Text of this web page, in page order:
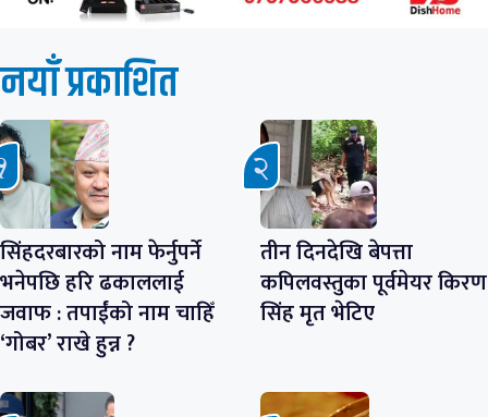
नयाँ प्रकाशित
सिंहदरबारको नाम फेर्नुपर्ने
भनेपछि हरि ढकाललाई
जवाफ : तपाईंको नाम चाहिँ
‘गोबर’ राखे हुन्न ?
तीन दिनदेखि बेपत्ता
कपिलवस्तुका पूर्वमेयर किरण
सिंह मृत भेटिए